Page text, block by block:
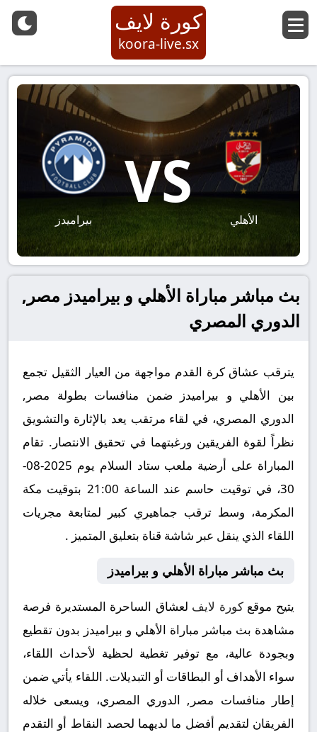
كورة لايف
koora-live.sx
الأهلي
VS
بيراميدز
بث مباشر مباراة الأهلي و بيراميدز مصر,
الدوري المصري
يترقب عشاق كرة القدم مواجهة من العيار الثقيل تجمع
بين الأهلي و بيراميدز ضمن منافسات بطولة مصر,
الدوري المصري، في لقاء مرتقب يعد بالإثارة والتشويق
نظراً لقوة الفريقين ورغبتهما في تحقيق الانتصار. تقام
المباراة على أرضية ملعب ستاد السلام يوم 2025-08-
30، في توقيت حاسم عند الساعة 21:00 بتوقيت مكة
المكرمة، وسط ترقب جماهيري كبير لمتابعة مجريات
اللقاء الذي ينقل عبر شاشة قناة بتعليق المتميز .
بث مباشر مباراة الأهلي و بيراميدز
يتيح موقعكورة لايف لعشاق الساحرة المستديرة فرصة
مشاهدة بث مباشر مباراة الأهلي و بيراميدز بدون تقطيع
وبجودة عالية، مع توفير تغطية لحظية لأحداث اللقاء،
سواء الأهداف أو البطاقات أو التبديلات. اللقاء يأتي ضمن
إطار منافسات مصر, الدوري المصري، ويسعى خلاله
الفريقان لتقديم أفضل ما لديهما لحصد النقاط أو التقدم